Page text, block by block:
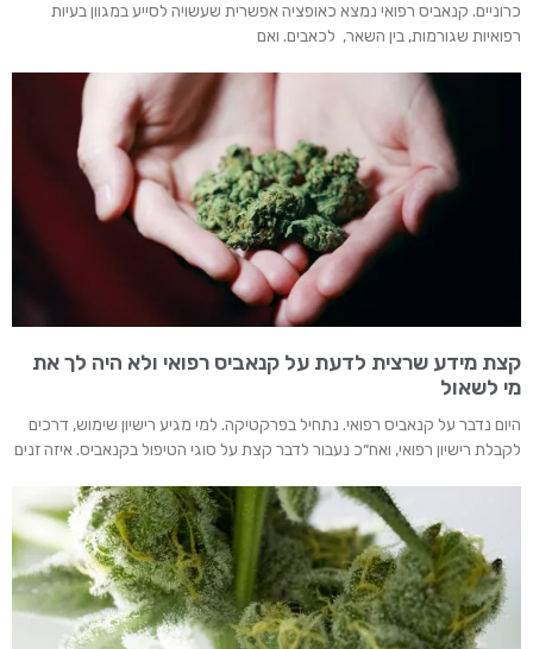
כרוניים. קנאביס רפואי נמצא כאופציה אפשרית שעשויה לסייע במגוון בעיות
רפואיות שגורמות, בין השאר, לכאבים. ואם
קצת מידע שרצית לדעת על קנאביס רפואי ולא היה לך את
מי לשאול
היום נדבר על קנאביס רפואי. נתחיל בפרקטיקה. למי מגיע רישיון שימוש, דרכים
לקבלת רישיון רפואי, ואח״כ נעבור לדבר קצת על סוגי הטיפול בקנאביס. איזה זנים